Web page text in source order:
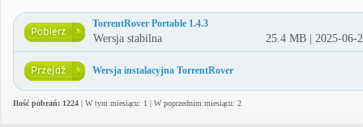
TorrentRover Portable 1.4.3
Wersja stabilna 25.4 MB | 2025-06-
Wersja instalacyjna TorrentRover
Ilość pobrań: 1224 | W tym miesiącu: 1 | W poprzednim miesiącu: 2